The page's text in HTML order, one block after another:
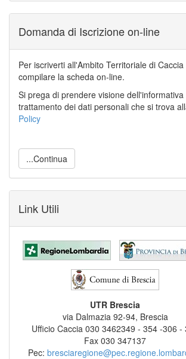
Domanda di Iscrizione on-line
Per iscriverti all'Ambito Territoriale di
compilare la scheda on-line.
Si prega di prendere visione dell'informativa
trattamento dei dati personali che si trova
Policy
...Continua
Link Utili
UTR Brescia
via Dalmazia 92-94, Brescia
Ufficio Caccia 030 3462349 - 354 -306 -
Fax 030 347137
Pec: